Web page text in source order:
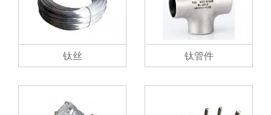
钛丝 钛管件